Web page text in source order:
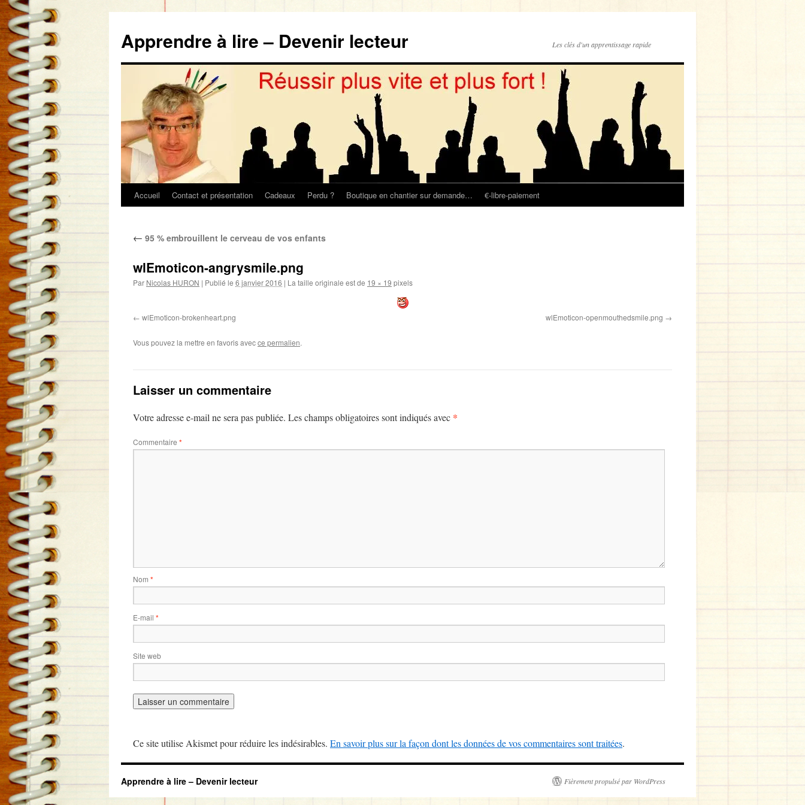
contenu
Apprendre à lire – Devenir lecteur Les clés d'un apprentissage rapide
Accueil Contact et présentation Cadeaux Perdu ? Boutique en chantier sur demande… €-libre-paiement
← 95 % embrouillent le cerveau de vos enfants
wlEmoticon-angrysmile.png
Par Nicolas HURON | Publié le 6 janvier 2016 | La taille originale est de 19 × 19 pixels
wlEmoticon-brokenheart.png wlEmoticon-openmouthedsmile.png
Vous pouvez la mettre en favoris avecce permalien.
Laisser un commentaire
Votre adresse e-mail ne sera pas publiée. Les champs obligatoires sont indiqués avec *
Commentaire *
Nom *
E-mail *
Site web
Ce site utilise Akismet pour réduire les indésirables. En savoir plus sur la façon dont les données de vos commentaires sont traitées.
Apprendre à lire – Devenir lecteur Fièrement propulsé par WordPress